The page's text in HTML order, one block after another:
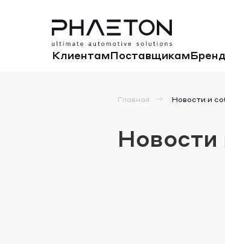
КлиентамПоставщикам
Главная Новости и
Новости